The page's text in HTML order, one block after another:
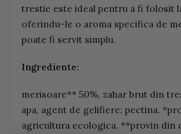
trestie este ideal pentru a fi folosit
oferindu-le o aroma specifica de
poate fi servit simplu.
Ingrediente:
merisoare** 50%, zahar brut din
apa, agent de gelifiere: pectina.
agricultura ecologica. **provin din